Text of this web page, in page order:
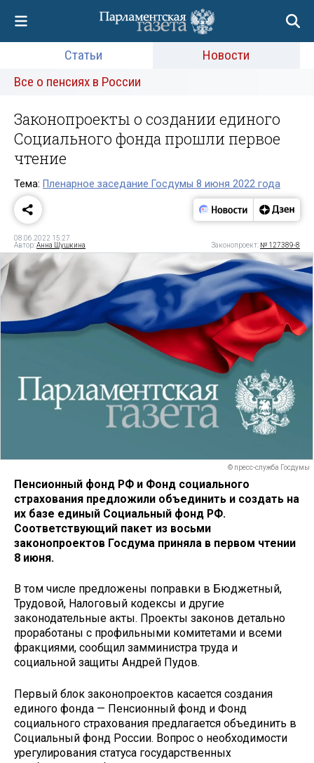
Статьи
Новости
Все о пенсиях в России
Законопроекты о создании единого
Социального фонда прошли первое
чтение
Тема: Пленарное заседание Госдумы 8 июня 2022 года
08.06.2022 15:27
Автор:Анна Шушкина Законопроект: № 127389-8
© пресс-служба Госдумы
Пенсионный фонд РФ и Фонд социального
страхования предложили объединить и создать на
их базе единый Социальный фонд РФ.
Соответствующий пакет из восьми
законопроектов Госдума приняла в первом чтении
8 июня.
В том числе предложены поправки в Бюджетный,
Трудовой, Налоговый кодексы и другие
законодательные акты. Проекты законов детально
проработаны с профильными комитетами и всеми
фракциями, сообщил замминистра труда и
социальной защиты Андрей Пудов.
Первый блок законопроектов касается создания
единого фонда — Пенсионный фонд и Фонд
социального страхования предлагается объединить в
Социальный фонд России. Вопрос о необходимости
урегулирования статуса государственных